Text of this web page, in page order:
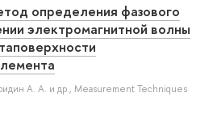
определения фазового
электромагнитной волны
А. А. и др., Measurement Techniques